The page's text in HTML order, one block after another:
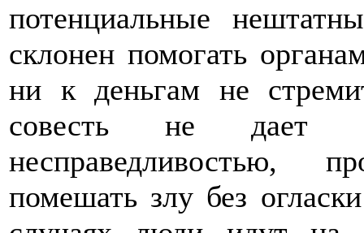
потенциальные
склонен помогать
ни к деньгам не
совесть не дает
несправедливостью,
помешать злу без